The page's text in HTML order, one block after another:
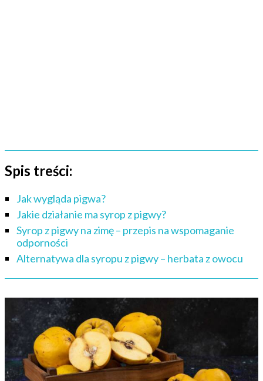
Spis treści:
Jak wygląda pigwa?
Jakie działanie ma syrop z pigwy?
Syrop z pigwy na zimę – przepis na wspomaganie
odporności
Alternatywa dla syropu z pigwy – herbata z owocu